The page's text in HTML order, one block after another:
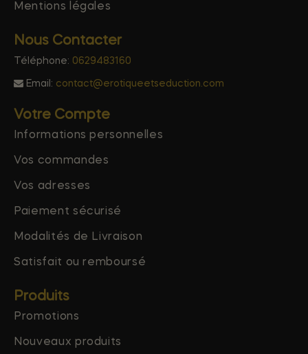
Mentions légales
Nous Contacter
Téléphone: 0629483160
Email: contact@erotiqueetseduction.com
Votre Compte
Informations personnelles
Vos commandes
Vos adresses
Paiement sécurisé
Modalités de Livraison
Satisfait ou remboursé
Produits
Promotions
Nouveaux produits